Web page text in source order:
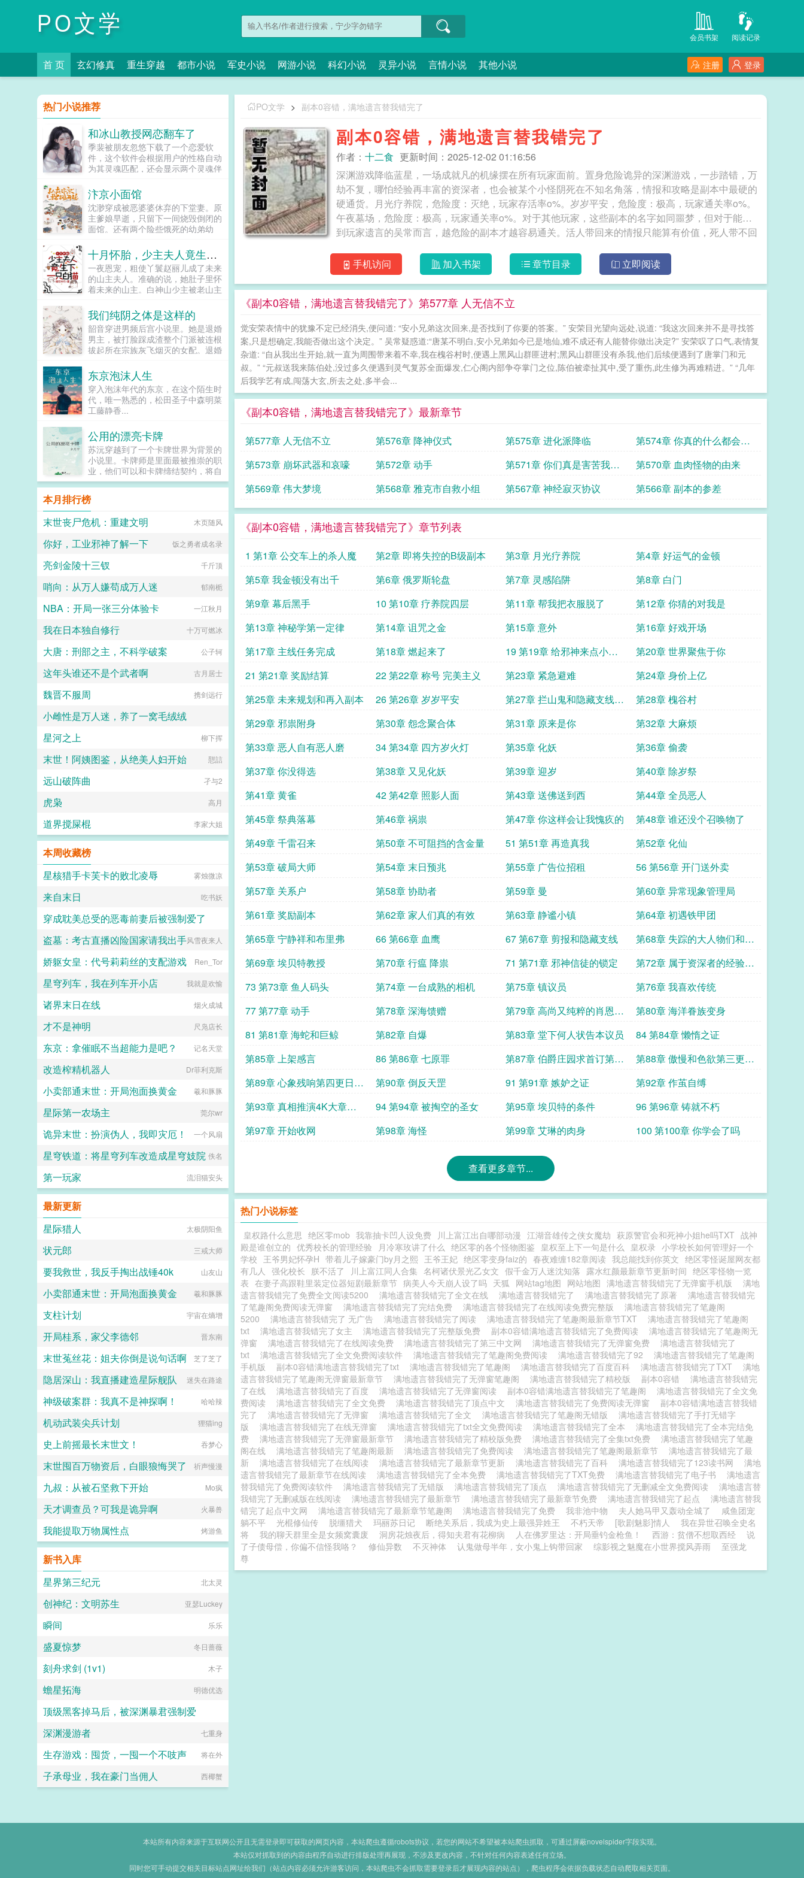
PO文学 阅读记录
会员书架
首 页 玄幻修真 重生穿越 都市小说 军史小说 网游小说 科幻小说 灵异小说 言情小说 其他小说 登录
注册
PO文学 > 副本0容错，满地遗言替我错完了
副本0容错，满地遗言替我错完了
作者： 十二食 更新时间：2025-12-02 01:16:56
深渊游戏降临蓝星，一场成就凡的机缘摆在所有玩家面前。置身危险诡异的深渊游戏，一步踏错，万
劫不复，哪怕经验再丰富的资深者，也会被某个小怪阴死在不知名角落，情报和攻略是副本中最硬的
硬通货。月光疗养院，危险度：灭绝，玩家存活率o%。岁岁平安，危险度：极高，玩家通关率o%。
午夜墓场，危险度：极高，玩家通关率o%。对于其他玩家，这些副本的名字如同噩梦，但对于能看
到玩家遗言的吴常而言，越危险的副本才越容易通关。活人带回来的情报只能算有价值，死人带不回
手机访问
加入书架 章节目录 立即阅读
《副本0容错，满地遗言替我错完了》第577章 人无信不立
觉安荣表情中的犹豫不定已经消失,便问道: “安小兄弟这次回来,是否找到了你要的答案。” 安荣目光望向远处,说道: “我这次回来并不是寻找答
案,只是想确定,我能否做出这个决定。” 吴常疑惑道:“唐某不明白,安小兄弟如今已是地仙,难不成还有人能替你做出决定?” 安荣叹了口气,表情复
杂道: “自从我出生开始,就一直为周围带来着不幸,我在槐谷村时,便遇上黑风山群匪进村;黑风山群匪没有杀我,他们后续便遇到了唐掌门和元
叔。” “元叔送我来陈伯处,没过多久便遇到灵气复苏全面爆发,仁心阁内部争夺掌门之位,陈伯被牵扯其中,受了重伤,此生修为再难精进。” “几年
后我学艺有成,闯荡大玄,所去之处,多半会...
《副本0容错，满地遗言替我错完了》最新章节
第577章 人无信不立 第576章 降神仪式 第575章 进化派降临
第574章 你真的什么都会做
吗
第573章 崩坏武器和哀嚎 第572章 动手
第571章 你们真是害苦我了
啊
第570章 血肉怪物的由来
第569章 伟大梦境
第568章 雅克市自救小组 第567章 神经寂灭协议 第566章 副本的参差
《副本0容错，满地遗言替我错完了》章节列表
1 第1章 公交车上的杀人魔 第2章 即将失控的B级副本 第3章 月光疗养院
第4章 好运气的金顿
第5章 我金顿没有出千
第6章 俄罗斯轮盘 第7章 灵感陷阱
第8章 白门
第9章 幕后黑手
10 第10章 疗养院四层 第11章 帮我把衣服脱了
第12章 你猜的对我是
第13章 神秘学第一定律
第14章 诅咒之金 第15章 意外
第16章 好戏开场
第17章 主线任务完成
第18章 燃起来了
19 第19章 给邪神来点小小
的人类震撼
第20章 世界聚焦于你
21 第21章 奖励结算
22 第22章 称号 完美主义 第23章 紧急避难
第24章 身价上亿
第25章 未来规划和再入副本
26 第26章 岁岁平安
第27章 拦山鬼和隐藏支线任
务
第28章 槐谷村
第29章 邪祟附身
第30章 怨念聚合体 第31章 原来是你
第32章 大麻烦
第33章 恶人自有恶人磨
34 第34章 四方岁火灯 第35章 化妖
第36章 偷袭
第37章 你没得选
第38章 又见化妖 第39章 迎岁
第40章 除岁祭
第41章 黄雀
42 第42章 照影人面 第43章 送佛送到西
第44章 全员恶人
第45章 祭典落幕
第46章 祸祟 第47章 你这样会让我愧疚的
第48章 谁还没个召唤物了
第49章 千雷召来
第50章 不可阻挡的含金量 51 第51章 再造真我
第52章 化仙
第53章 破局大师
第54章 末日预兆 第55章 广告位招租
56 第56章 开门送外卖
第57章 关系户
第58章 协助者 第59章 曼
第60章 异常现象管理局
第61章 奖励副本
第62章 家人们真的有效 第63章 静谧小镇
第64章 初遇铁甲团
第65章 宁静祥和布里弗
66 第66章 血鹰 67 第67章 剪报和隐藏支线
第68章 失踪的大人物们和里
世界
第69章 埃贝特教授 第70章 行瘟 降祟 71 第71章 邪神信徒的锁定
第72章 属于资深者的经验丰
富
73 第73章 鱼人码头 第74章 一台成熟的相机 第75章 镇议员
第76章 我喜欢传统
77 第77章 动手
第78章 深海馈赠
第79章 高尚又纯粹的肖恩议
员
第80章 海洋眷族变身
81 第81章 海蛇和巨鲸
第82章 自爆 第83章 堂下何人状告本议员
84 第84章 懒惰之证
第85章 上架感言
86 第86章 七原罪
第87章 伯爵庄园求首订第二
更
第88章 傲慢和色欲第三更求
首订
第89章 心象残响第四更日万
达成求首订
第90章 倒反天罡 91 第91章 嫉妒之证
第92章 作茧自缚
第93章 真相推演4K大章二
合一
94 第94章 被掏空的圣女 第95章 埃贝特的条件
96 第96章 铸就不朽
第97章 开始收网
第98章 海怪 第99章 艾琳的肉身 100 第100章 你学会了吗
查看更多章节...
热门小说标签
皇权路什么意思 绝区零mob 我靠抽卡凹人设免费 川上富江出自哪部动漫 江湖音雄传之侠女魔劫 萩原警官会和死神小姐he吗TXT 战神
殿是谁创立的 优秀校长的管理经验 月冷寒玫讲了什么 绝区零的各个怪物图鉴 皇权至上下一句是什么 皇权录 小学校长如何管理好一个
学校 王爷男妃怀孕H 带着儿子嫁豪门by月之熙 王爷王妃 绝区零变身faiz的 春夜难缠182章阅读 我总能找到你英文 绝区零怪诞屋网友都
有几人 强化校长 朕不活了 川上富江同人合集 名柯诸伏景光乙女文 假千金万人迷沈知落 露水红颜最新章节更新时间 绝区零怪物一览
表 在妻子高跟鞋里装定位器短剧最新章节 病美人今天崩人设了吗 天狐 网站tag地图 网站地图 满地遗言替我错完了无弹窗手机版
满地
遗言替我错完了免费全文阅读5200
满地遗言替我错完了全文在线 满地遗言替我错完了 满地遗言替我错完了原著
满地遗言替我错完
了笔趣阁免费阅读无弹窗
满地遗言替我错完了完结免费 满地遗言替我错完了在线阅读免费完整版
满地遗言替我错完了笔趣阁
5200
满地遗言替我错完了 无广告 满地遗言替我错完了阅读 满地遗言替我错完了笔趣阁最新章节TXT
满地遗言替我错完了笔趣阁
txt
满地遗言替我错完了女主 满地遗言替我错完了完整版免费 副本0容错满地遗言替我错完了免费阅读
满地遗言替我错完了笔趣阁无
弹窗
满地遗言替我错完了在线阅读免费 满地遗言替我错完了第三中文网 满地遗言替我错完了无弹窗免费
满地遗言替我错完了
txt
满地遗言替我错完了全文免费阅读软件 满地遗言替我错完了笔趣阁免费阅读 满地遗言替我错完了92
满地遗言替我错完了笔趣阁
手机版
副本0容错满地遗言替我错完了txt 满地遗言替我错完了笔趣阁 满地遗言替我错完了百度百科 满地遗言替我错完了TXT
满地
遗言替我错完了笔趣阁无弹窗最新章节
满地遗言替我错完了无弹窗笔趣阁 满地遗言替我错完了精校版 副本0容错
满地遗言替我错完
了在线
满地遗言替我错完了百度 满地遗言替我错完了无弹窗阅读 副本0容错满地遗言替我错完了笔趣阁
满地遗言替我错完了全文免
费阅读
满地遗言替我错完了全文免费 满地遗言替我错完了顶点中文 满地遗言替我错完了免费阅读无弹窗
副本0容错满地遗言替我错
完了
满地遗言替我错完了无弹窗 满地遗言替我错完了全文 满地遗言替我错完了笔趣阁无错版
满地遗言替我错完了手打无错字
版
满地遗言替我错完了在线无弹窗 满地遗言替我错完了txt全文免费阅读 满地遗言替我错完了全本
满地遗言替我错完了全本完结免
费
满地遗言替我错完了无弹窗最新章节 满地遗言替我错完了精校版免费 满地遗言替我错完了全集txt免费
满地遗言替我错完了笔趣
阁在线
满地遗言替我错完了笔趣阁最新 满地遗言替我错完了免费阅读 满地遗言替我错完了笔趣阁最新章节
满地遗言替我错完了最
新
满地遗言替我错完了在线阅读 满地遗言替我错完了最新章节更新 满地遗言替我错完了百科 满地遗言替我错完了123读书网
满地
遗言替我错完了最新章节在线阅读
满地遗言替我错完了全本免费 满地遗言替我错完了TXT免费 满地遗言替我错完了电子书
满地遗言
替我错完了免费阅读软件
满地遗言替我错完了无错版 满地遗言替我错完了顶点 满地遗言替我错完了无删减全文免费阅读
满地遗言替
我错完了无删减版在线阅读
满地遗言替我错完了最新章节 满地遗言替我错完了最新章节免费 满地遗言替我错完了起点
满地遗言替我
错完了起点中文网
满地遗言替我错完了最新章节笔趣阁 满地遗言替我错完了免费 我非池中物 夫人她马甲又轰动全城了
咸鱼团宠
躺不平
光棍修仙传 脱缰猎犬 玛丽苏日记 断绝关系后，我成为史上最强异姓王 不朽天帝 [歌剧魅影]情人
我在异世召唤全史名
将
我的聊天群里全是女频窝囊废 洞房花烛夜后，得知夫君有花柳病 人在佛罗里达：开局垂钓金枪鱼！ 西游：贫僧不想取西经
说
了子债母偿，你偏不信怪我咯？
修仙异数 不灭神体 认鬼做母半年，女小鬼上钩带回家 综影视之魅魔在小世界搅风弄雨
至强龙
尊
热门小说推荐
和冰山教授网恋翻车了
季裴被朋友忽悠下载了一个恋爱软
件，这个软件会根据用户的性格自动
为其灵魂匹配，还会显示两个灵魂伴
个叫冬日的网友，看了对方的主页，
高学历高级知识分子，高贵冷艳令...
汴京小面馆
沈渺穿成被恶婆婆休弃的下堂妻。原
主爹娘早逝，只留下一间烧毁倒闭的
面馆。还有两个险些饿死的幼弟幼
更是想看她笑话。而上辈子祖孙三代
都是厨子的...
十月怀胎，少主夫人竟生下一只白猫
一夜恩宠，粗使丫鬟赵丽儿成了未来
的山主夫人。准确的说，她肚子里怀
着未来的山主。白神山少主被老山主
报拿她当解药。一个月后，赵丽儿被
诊出了喜脉。山主大喜过望，告诉她
生下孩子，不论男女，她都是少主夫
人。十个月后，她生下一只白猫？就
在她打算抱着小猫跑路的时候，少主
到白猫，更是涕泪聚下，他大手一
挥，少主夫人喜得麟儿，全山上下统
统有赏。看着有些癫狂的父子俩，赵
丽儿闭上眼睛。完了，他们都疯
我们纯阴之体是这样的
韶音穿进男频后宫小说里。她是退婚
男主，被打脸踩成渣整个门派被连根
拔起所在宗族灰飞烟灭的女配。退婚
清白白的好汉一条，前程光明，未来
无限。但既然他这么记恨N多年后。
龙傲天男主我知道是我配不上你，但
我在你身边鞍前马后了五百年，饭给
你做，衣服给你买，天材地宝为你
东京泡沫人生
穿入泡沫年代的东京，在这个陌生时
代，唯一熟悉的，松田圣子中森明菜
工藤静香...
公用的漂亮卡牌
苏沅穿越到了一个卡牌世界为背景的
小说里。卡牌师是里面最被推崇的职
业，他们可以和卡牌缔结契约，将自
己的卡牌召唤出来，完成常人做不到
的事情。出身卡牌师世家的苏沅毫无
卡牌师的天赋，并且疾病缠身，时不
时就会变成植物人沉睡。只有苏沅自
己知道，他的每次沉睡，都会进入卡
身上的疾病也每次都会被带进去一
能解除植物人状态从现实世界里醒
不断地成为卡牌，又不断地死遁。卡
那个横空出世的黑马突然恋爱了，谈
巴小卡牌妻子。就在众人终于找到可
头嘲弄的世家卡二代突然也有了个眼
半退圈的大佬忽然开始推动人牌婚姻
牌男朋友。各位风云人物接连都有了
婆又像是遭到了诅咒般接连丧命，整
不已。直到有一天，大佬们忽然发现
康，没有疾病的老婆。只是事情非但
大佬们的老婆竟然是同一个人的众
公用卡牌的苏沅？文案于20241218
本月排行榜
末世丧尸危机：重建文明
木页随风
你好，工业邪神了解一下 饭之勇者成名录
亮剑金陵十三钗 千斤顶
哨向：从万人嫌苟成万人迷 郁南栀
NBA：开局一张三分体验卡 一江秋月
我在日本独自修行 十万可燃冰
大唐：刑部之主，不科学破案 公子轲
这年头谁还不是个武者啊 古月居士
魏晋不服周 携剑远行
小雌性是万人迷，养了一窝毛绒绒
一个刚正不阿的女人
星河之上 柳下挥
末世！阿姨图鉴，从绝美人妇开始 憇誩
远山破阵曲 孑与2
虎枭 高月
道界搅屎棍 李家大姐
本周收藏榜
星核猎手卡芙卡的败北凌辱
雾烛微凉
来自末日 吃书妖
穿成耽美总受的恶毒前妻后被强制爱了
一颗西柚
盗墓：考古直播凶险国家请我出手风雪夜来人
娇躯女皇：代号莉莉丝的支配游戏 Ren_Tor
星穹列车，我在列车开小店 我就是欢愉
诸界末日在线 烟火成城
才不是神明 尺凫店长
东京：拿催眠不当超能力是吧？ 记名天堂
改造榨精机器人 Dr菲利克斯
小卖部通末世：开局泡面换黄金 羲和豚豚
星际第一农场主 莞尔wr
诡异末世：扮演伪人，我即灾厄！ 一个风扇
星穹铁道：将星穹列车改造成星穹妓院 佚名
第一玩家 流泪猫安头
最新更新
星际猎人
太极阴阳鱼
状元郎 三戒大师
要我救世，我反手掏出战锤40k 山友山
小卖部通末世：开局泡面换黄金 羲和豚豚
支柱计划 宇宙在熵增
开局桂系，家父李德邻 晋东南
末世菟丝花：姐夫你倒是说句话啊 芝了芝了
隐居深山：我直播建造星际舰队 迷失在路途
神级破案群：我真不是神探啊！ 哈哈辣
机动武装尖兵计划 狸猫ing
史上前摇最长末世文！ 吞梦心
末世囤百万物资后，白眼狼悔哭了 祈声慢漫
九叔：从被石坚救下开始 Mo疯
天才调查员？可我是诡异啊 火暴兽
我能提取万物属性点 烤游鱼
新书入库
星界第三纪元
北太灵
创神纪：文明苏生 亚瑟Luckey
瞬间 乐乐
盛夏惊梦 冬日蔷薇
刻舟求剑 (1v1) 木子
蟾星拓海 明德优选
顶级黑客掉马后，被深渊暴君强制爱
十八岁甜美热情大甲由
深渊漫游者 七重身
生存游戏：囤货，一囤一个不吱声 将在外
子承母业，我在豪门当佣人 西椰蟹
本站所有内容来源于互联网公开且无需登录即可获取的网页内容，本站爬虫遵循robots协议，若您的网站不希望被本站爬虫抓取，可通过屏蔽novelspider字段实现。
本站仅对抓取到的内容由程序自动进行排版处理再展现，不涉及更改内容，不针对任何内容表述任何立场。
同时您可手动提交相关目标站点网址给我们（站点内容必须允许游客访问，本站爬虫不会抓取需要登录后才展现内容的站点），爬虫程序会依据负载状态自动爬取相关页面。